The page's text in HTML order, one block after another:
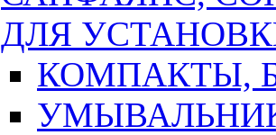
ДЛЯ
КОМПАКТЫ,